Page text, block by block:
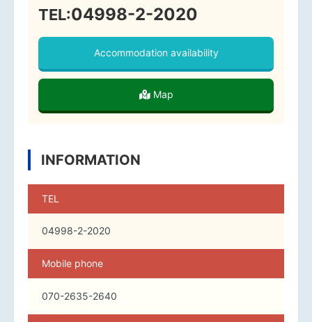
TEL:04998-2-2020
Accommodation availability
Map
INFORMATION
TEL
04998-2-2020
Mobile phone
070-2635-2640